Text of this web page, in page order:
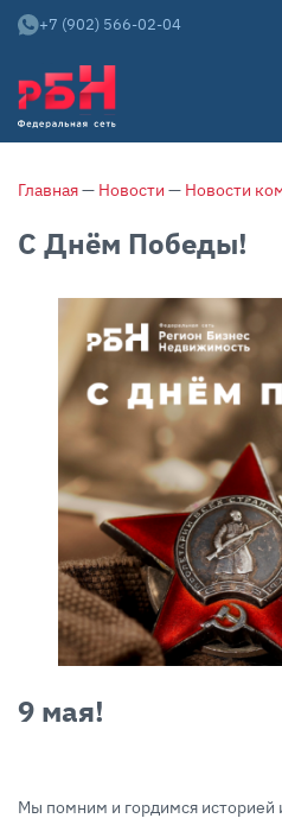
Арендаторам
Покупателям
НОВОСТИ
КАРЬЕРА
О нас
Команда
Контакты
Отзывы
АРЕНДНЫЙ БИЗНЕС
+7 (902) 566-02-04
Главная— Новости — Новости
С Днём Победы!
9 мая!
Мы помним и гордимся историей